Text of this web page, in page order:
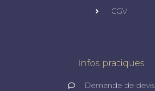
CGV
Infos pratiques
Demande de devis